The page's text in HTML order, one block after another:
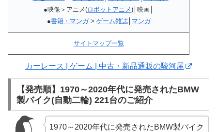
●映像＞アニメ(ロボットアニメ)│映画│
●書籍・マンガ> ゲーム雑誌│ マンガ
サイトマップ一覧
カーレース | ゲーム | 中古・新品通販の駿河屋
【発売順】1970～2020年代に発売されたBMW
製バイク(自動二輪) 221台のご紹介
1970～2020年代に発売されたBMW製バイク